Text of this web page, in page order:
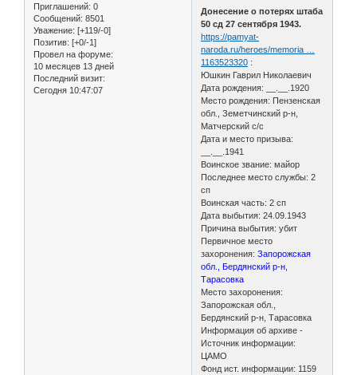
Приглашений: 0
Сообщений: 8501
Уважение: [+119/-0]
Позитив: [+0/-1]
Провел на форуме:
10 месяцев 13 дней
Последний визит:
Сегодня 10:47:07
Донесение о потерях штаба
50 сд 27 сентября 1943.
https://pamyat-
naroda.ru/heroes/memoria …
1163523320 :
Юшкин Гаврил Николаевич
Дата рождения: __.__.1920
Место рождения: Пензенская
обл., Земетчинский р-н,
Матчерский с/с
Дата и место призыва:
__.__.1941
Воинское звание: майор
Последнее место службы: 2
сп
Воинская часть: 2 сп
Дата выбытия: 24.09.1943
Причина выбытия: убит
Первичное место
захоронения:Запорожская
обл., Бердянский р-н,
Тарасовка
Место захоронения:
Запорожская обл.,
Бердянский р-н, Тарасовка
Информация об архиве -
Источник информации:
ЦАМО
Фонд ист. информации: 1159